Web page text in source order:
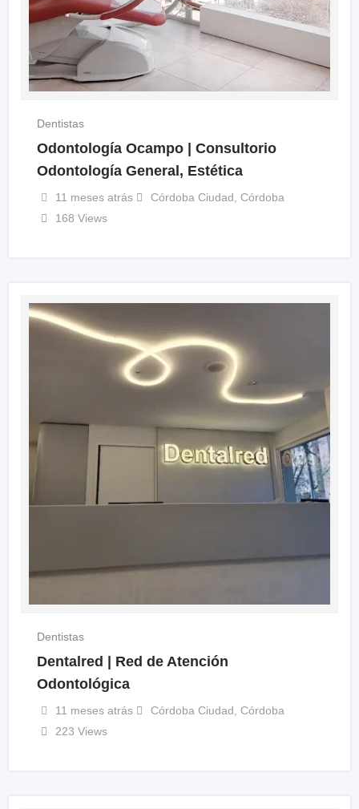
Dentistas
Odontología Ocampo | Consultorio
Odontología General, Estética
11 meses atrás Córdoba Ciudad Córdoba
168 Views
Dentistas
Dentalred | Red de Atención
Odontológica
11 meses atrás Córdoba Ciudad Córdoba
223 Views